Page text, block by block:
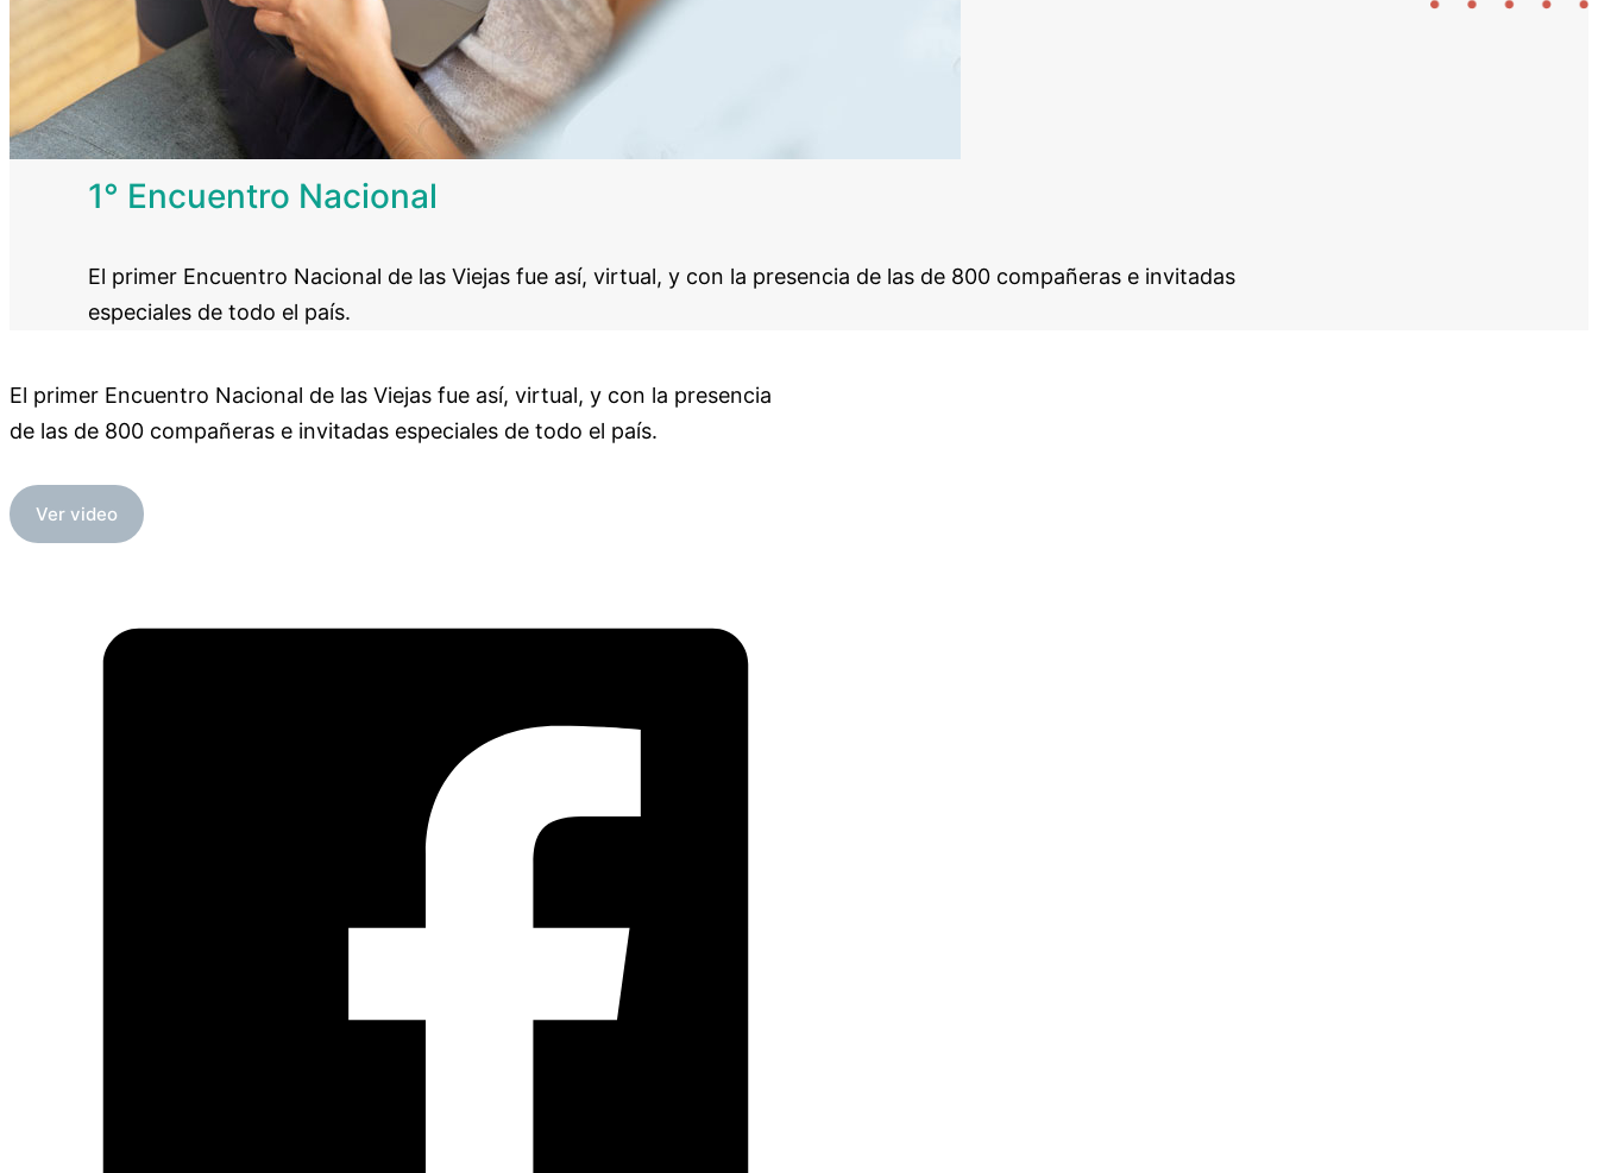
1° Encuentro Nacional
El primer Encuentro Nacional de las Viejas fue así, virtual, y con la presencia de las de 800 compañeras e invitadas
especiales de todo el país.
El primer Encuentro Nacional de las Viejas fue así, virtual, y con la presencia
de las de 800 compañeras e invitadas especiales de todo el país.
Ver video